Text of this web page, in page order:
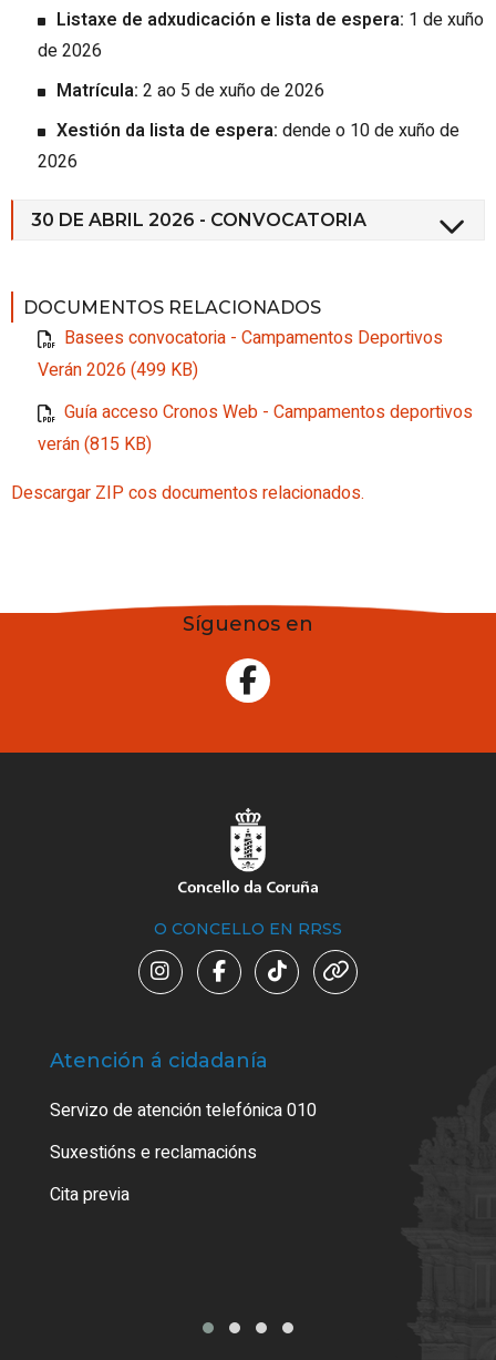
Listaxe de adxudicación e lista de espera: 1 de xuño
de 2026
Matrícula: 2 ao 5 de xuño de 2026
Xestión da lista de espera: dende o 10 de xuño de
2026
30 DE ABRIL 2026 - CONVOCATORIA
DOCUMENTOS RELACIONADOS
Basees convocatoria - Campamentos Deportivos
Verán 2026 (499 KB)
Guía acceso Cronos Web - Campamentos deportivos
verán (815 KB)
Descargar ZIP cos documentos relacionados.
Síguenos en
O CONCELLO EN RRSS
Atención á cidadanía
Servizo de atención telefónica 010
Suxestións e reclamacións
Cita previa